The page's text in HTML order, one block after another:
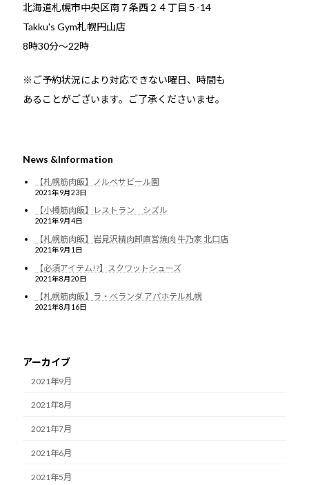
北海道札幌市中央区南７条西２４丁目５-14
Takku's Gym札幌円山店
8時30分～22時
※ご予約状況により対応できない曜日、時間も
あることがございます。ご了承くださいませ。
News &Information
【札幌筋肉飯】ノルベサビール園
2021年9月23日
【小樽筋肉飯】レストラン シズル
2021年9月4日
【札幌筋肉飯】岩見沢精肉卸直営焼肉 牛乃家 北口店
2021年9月1日
【必須アイテム!?】スクワットシューズ
2021年8月20日
【札幌筋肉飯】ラ・ベランダ アパホテル札幌
2021年8月16日
アーカイブ
2021年9月
2021年8月
2021年7月
2021年6月
2021年5月